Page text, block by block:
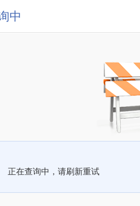
中
正在查询中，请刷新重试